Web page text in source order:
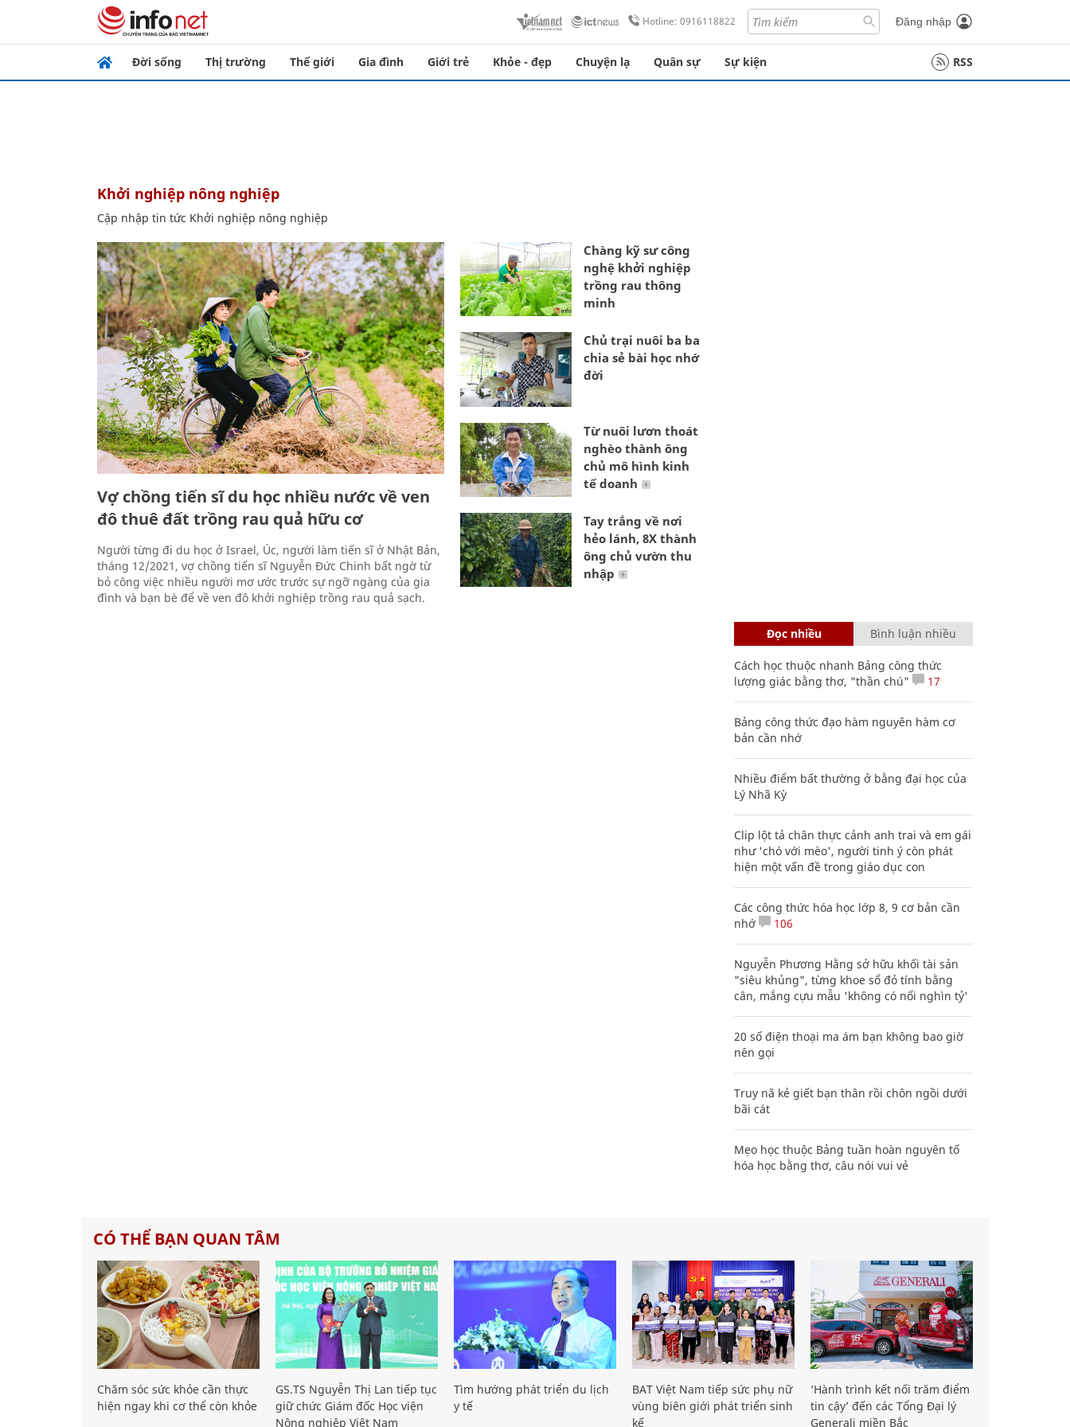
Hotline: 0916118822 Đăng nhập
Đời sống Thị trường Thế giới Gia đình Giới trẻ Khỏe - đẹp Chuyện lạ Quân sự Sự kiện RSS
Khởi nghiệp nông nghiệp
Cập nhập tin tức Khởi nghiệp nông nghiệp
Vợ chồng tiến sĩ du học nhiều nước về ven
đô thuê đất trồng rau quả hữu cơ
Người từng đi du học ở Israel, Úc, người làm tiến sĩ ở Nhật Bản,
tháng 12/2021, vợ chồng tiến sĩ Nguyễn Đức Chinh bất ngờ từ
bỏ công việc nhiều người mơ ước trước sự ngỡ ngàng của gia
đình và bạn bè để về ven đô khởi nghiệp trồng rau quả sạch.
Chàng kỹ sư công
nghệ khởi nghiệp
trồng rau thông
minh
Chủ trại nuôi ba ba
chia sẻ bài học nhớ
đời
Từ nuôi lươn thoát
nghèo thành ông
chủ mô hình kinh
tế doanh
Tay trắng về nơi
hẻo lánh, 8X thành
ông chủ vườn thu
nhập
Đọc nhiều Bình luận nhiều
Cách học thuộc nhanh Bảng công thức
lượng giác bằng thơ, "thần chú"
17
Bảng công thức đạo hàm nguyên hàm cơ
bản cần nhớ
Nhiều điểm bất thường ở bằng đại học của
Lý Nhã Kỳ
Clip lột tả chân thực cảnh anh trai và em gái
như 'chó với mèo', người tinh ý còn phát
hiện một vấn đề trong giáo dục con
Các công thức hóa học lớp 8, 9 cơ bản cần
nhớ
106
Nguyễn Phương Hằng sở hữu khối tài sản
"siêu khủng", từng khoe sổ đỏ tính bằng
cân, mắng cựu mẫu 'không có nổi nghìn tỷ'
20 số điện thoại ma ám bạn không bao giờ
nên gọi
Truy nã kẻ giết bạn thân rồi chôn ngồi dưới
bãi cát
Mẹo học thuộc Bảng tuần hoàn nguyên tố
hóa học bằng thơ, câu nói vui vẻ
CÓ THỂ BẠN QUAN TÂM
Chăm sóc sức khỏe cần thực
hiện ngay khi cơ thể còn khỏe
GS.TS Nguyễn Thị Lan tiếp tục
giữ chức Giám đốc Học viện
Nông nghiệp Việt Nam
Tìm hướng phát triển du lịch
y tế
BAT Việt Nam tiếp sức phụ nữ
vùng biên giới phát triển sinh
kế
‘Hành trình kết nối trăm điểm
tin cậy’ đến các Tổng Đại lý
Generali miền Bắc